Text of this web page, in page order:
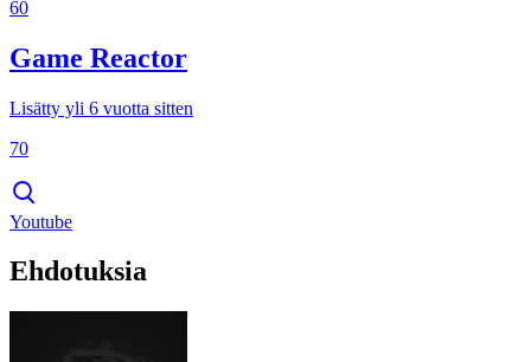
60
Game Reactor
Lisätty yli 6 vuotta sitten
70
Youtube
Ehdotuksia